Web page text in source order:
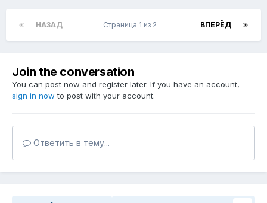
НАЗАД ВПЕРЁД
Страница 1 из 2
Join the conversation
You can post now and register later. If you have an account,
sign in now to post with your account.
Ответить в тему...